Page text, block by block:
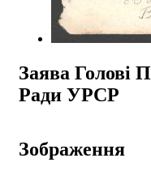
Заява Голові
Ради УРСР
Зображення